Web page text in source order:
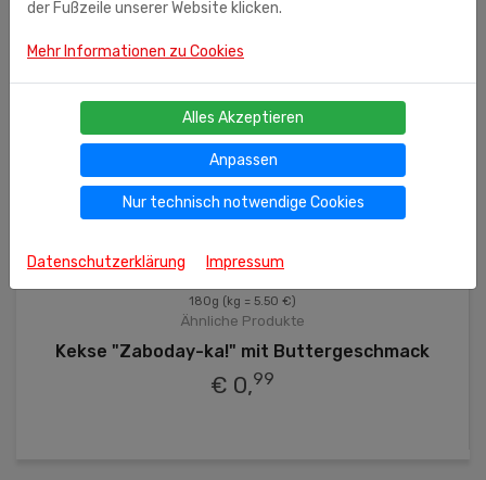
180g (kg = 5.50 €)
Ähnliche Produkte
Kekse "Zaboday-ka!" mit Buttergeschmack
€ 0,99
der Fußzeile unserer Website klicken.
Mehr Informationen zu Cookies
Alles Akzeptieren
Anpassen
Nur technisch notwendige Cookies
Datenschutzerklärung Impressum